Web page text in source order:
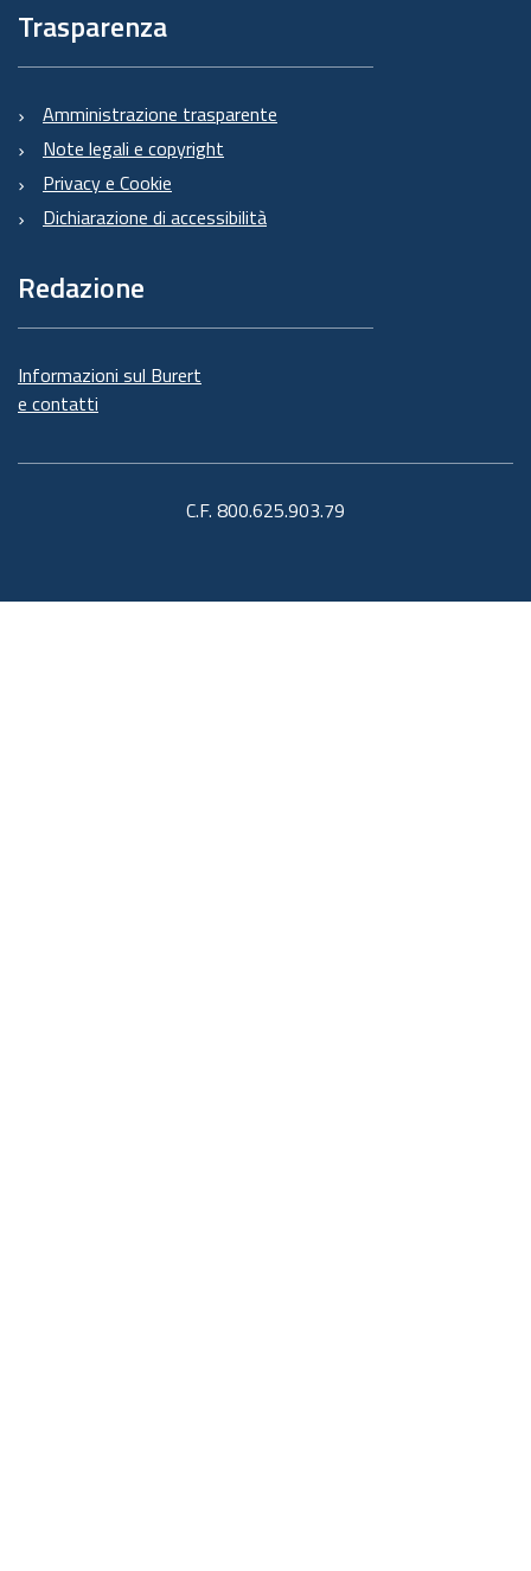
Trasparenza
Amministrazione trasparente
Note legali e copyright
Privacy e Cookie
Dichiarazione di accessibilità
Redazione
Informazioni sul Burert
e contatti
C.F. 800.625.903.79